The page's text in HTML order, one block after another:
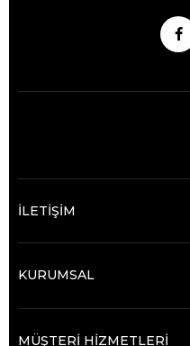
İLETİŞİM
KURUMSAL
MÜŞTERİ HİZMETLERİ